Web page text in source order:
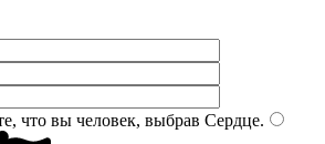
что вы человек, выбрав Сердце.